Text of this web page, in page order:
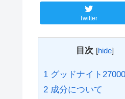
Twitter
目次 [hide]
1 グッドナイト
2 成分について